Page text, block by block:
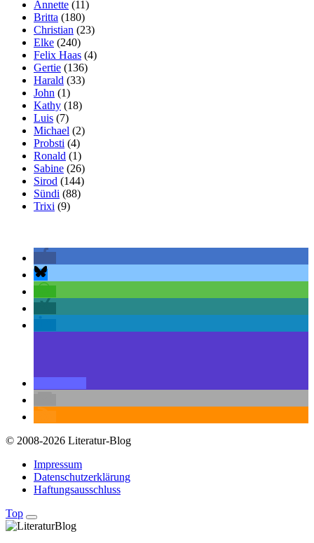
Annette (11)
Britta (180)
Christian (23)
Elke (240)
Felix Haas (4)
Gertie (136)
Harald (33)
John (1)
Kathy (18)
Luis (7)
Michael (2)
Probsti (4)
Ronald (1)
Sabine (26)
Sirod (144)
Sündi (88)
Trixi (9)
© 2008-2026 Literatur-Blog
Impressum
Datenschutzerklärung
Haftungsausschluss
Top